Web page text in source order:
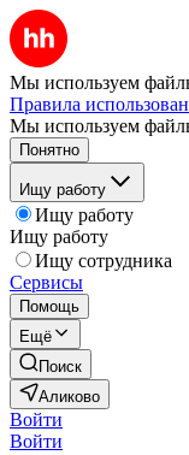
Мы используем
Правила
Мы используем
Понятно
Ищу работу
Ищу работу
Ищу работу
Ищу сотрудника
Сервисы
Помощь
Ещё
Поиск
Аликово
Войти
Войти